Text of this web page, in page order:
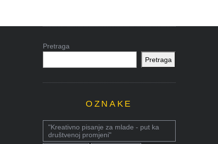
Pretraga
Pretraga
OZNAKE
"Kreativno pisanje za mlade - put ka
društvenoj promjeni"